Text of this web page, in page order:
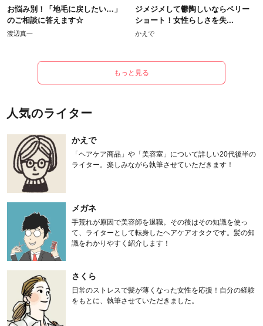
お悩み別！「地毛に戻したい…」
のご相談に答えます☆
渡辺真一
ジメジメして鬱陶しいならベリー
ショート！女性らしさを失...
かえで
もっと見る
人気のライター
かえで
「ヘアケア商品」や「美容室」について詳しい20代後半の
ライター。楽しみながら執筆させていただきます！
メガネ
手荒れが原因で美容師を退職。その後はその知識を使っ
て、ライターとして転身したヘアケアオタクです。髪の知
識をわかりやすく紹介します！
さくら
日常のストレスで髪が薄くなった女性を応援！自分の経験
をもとに、執筆させていただきました。